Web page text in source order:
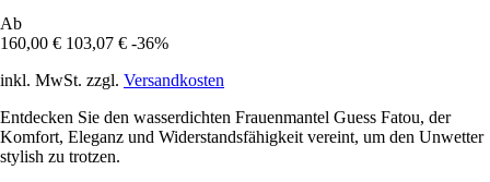
Ab
160,00 € 103,07 € -36%
inkl. MwSt. zzgl. Versandkosten
Entdecken Sie den wasserdichten Frauenmantel Guess Fatou, der
Komfort, Eleganz und Widerstandsfähigkeit vereint, um den Unwetter
stylish zu trotzen.